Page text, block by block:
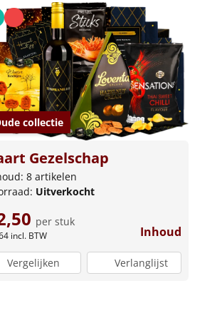
collectie
Gezelschap
8 artikelen
Uitverkocht
per stuk
incl. BTW Inhoud
Vergelijken Verlanglijst